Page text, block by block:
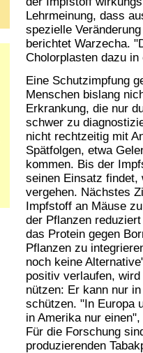
Lehrmeinung, dass
spezielle
berichtet Warzecha.
Cholorplasten dazu in
Eine Schutzimpfung
Menschen bislang
Erkrankung, die nur
schwer zu
nicht rechtzeitig mit
Spätfolgen, etwa
kommen. Bis der
seinen Einsatz findet,
vergehen. Nächstes
Impfstoff an Mäuse
der Pflanzen
das Protein gegen
Pflanzen zu
noch keine
positiv verlaufen,
nützen: Er kann nur
schützen. "In Europa
in Amerika nur
Für die Forschung
produzierenden